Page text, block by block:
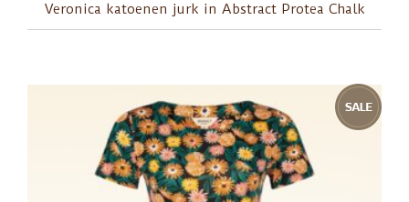
Veronica katoenen jurk in Abstract Protea Chalk